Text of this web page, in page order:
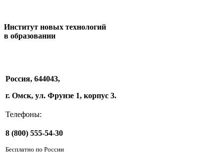
Институт новых технологий
в образовании
Россия, 644043,
г. Омск, ул. Фрунзе 1, корпус 3.
Телефоны:
8 (800) 555-54-30
Бесплатно по России